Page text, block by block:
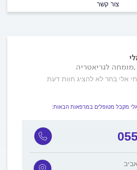
צור קשר
,מומחה לגריאטריה
אלי בחר לא להציג חוות דעת
מקבל מטופלים במרפאות הבאות: